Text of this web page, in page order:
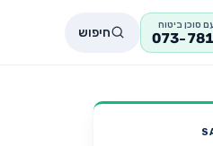
סוכן ביטוח
073- חיפוש